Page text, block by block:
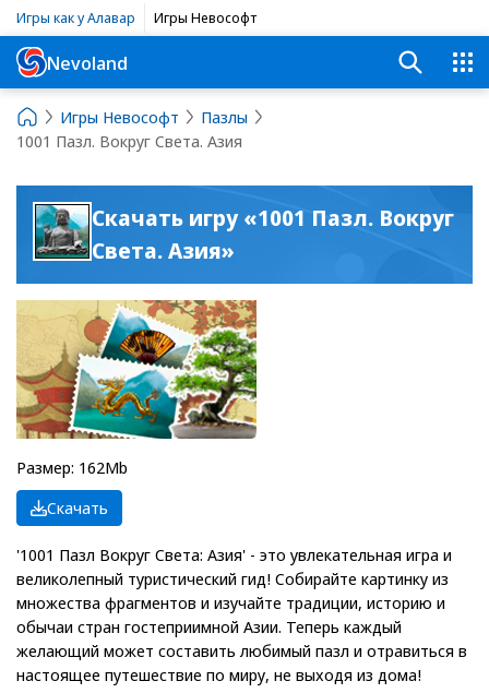
Игры как у Алавар Игры Невософт
Nevoland
Игры Невософт
Пазлы
1001 Пазл. Вокруг Света. Азия
Скачать игру «1001 Пазл. Вокруг
Света. Азия»
Размер: 162Mb
Скачать
'1001 Пазл Вокруг Света: Азия' - это увлекательная игра и
великолепный туристический гид! Собирайте картинку из
множества фрагментов и изучайте традиции, историю и
обычаи стран гостеприимной Азии. Теперь каждый
желающий может составить любимый пазл и отравиться в
настоящее путешествие по миру, не выходя из дома!